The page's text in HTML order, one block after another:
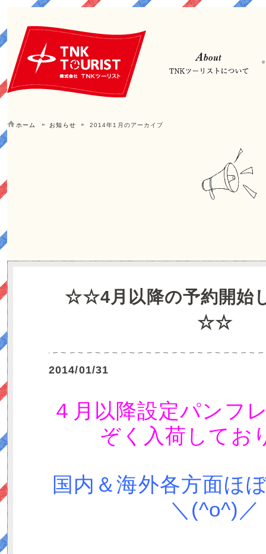
ホーム お知らせ 2014年1月のアーカイブ
☆☆4月以降の予約開始
☆☆
2014/01/31
４月以降設定パンフ
ぞく入荷してお
国内＆海外各方面ほ
＼(^o^)／